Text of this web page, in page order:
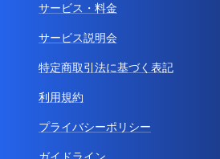
サービス・料金
サービス説明会
特定商取引法に基づく表記
利用規約
プライバシーポリシー